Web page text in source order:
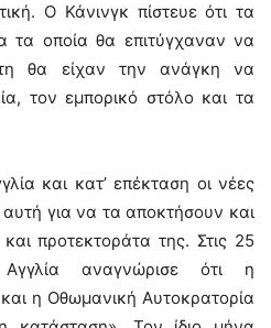
Ο Κάνινγκ πίστευε ότι τα
τα οποία θα επιτύγχαναν να
θα είχαν την ανάγκη να
τον εμπορικό στόλο και τα
και κατ’ επέκταση οι νέες
για να τα αποκτήσουν και
προτεκτοράτα της. Στις 25
αναγνώρισε ότι η
η Οθωμανική Αυτοκρατορία